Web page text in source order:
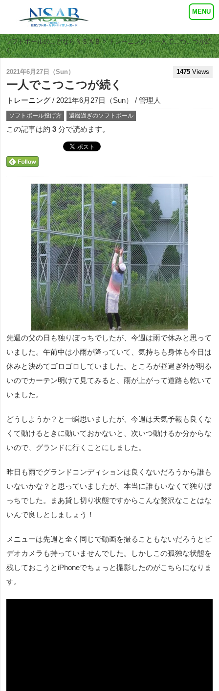
ソフトボールのことならＮＳＡＢ>トレーニング> 一人でこつこつが続
く
2021年6月27日（Sun） 1475 Views
一人でこつこつが続く
トレーニング / 2021年6月27日（Sun） / 管理人
ソフトボール投げ方 還暦過ぎのソフトボール
この記事は約 3 分で読めます。
先週の父の日も独りぼっちでしたが、今週は雨で休みと思って
いました。午前中は小雨が降っていて、気持ちも身体も今日は
休みと決めてゴロゴロしていました。ところが昼過ぎ外が明る
いのでカーテン明けて見てみると、雨が上がって道路も乾いて
いました。
どうしようか？と一瞬思いましたが、今週は天気予報も良くな
くて動けるときに動いておかないと、次いつ動けるか分からな
いので、グランドに行くことにしました。
昨日も雨でグランドコンディションは良くないだろうから誰も
いないかな？と思っていましたが、本当に誰もいなくて独りぼ
っちでした。まあ貸し切り状態ですからこんな贅沢なことはな
いんで良しとしましょう！
メニューは先週と全く同じで動画を撮ることもないだろうとビ
デオカメラも持っていませんでした。しかしこの孤独な状態を
残しておこうとiPhoneでちょっと撮影したのがこちらになりま
す。